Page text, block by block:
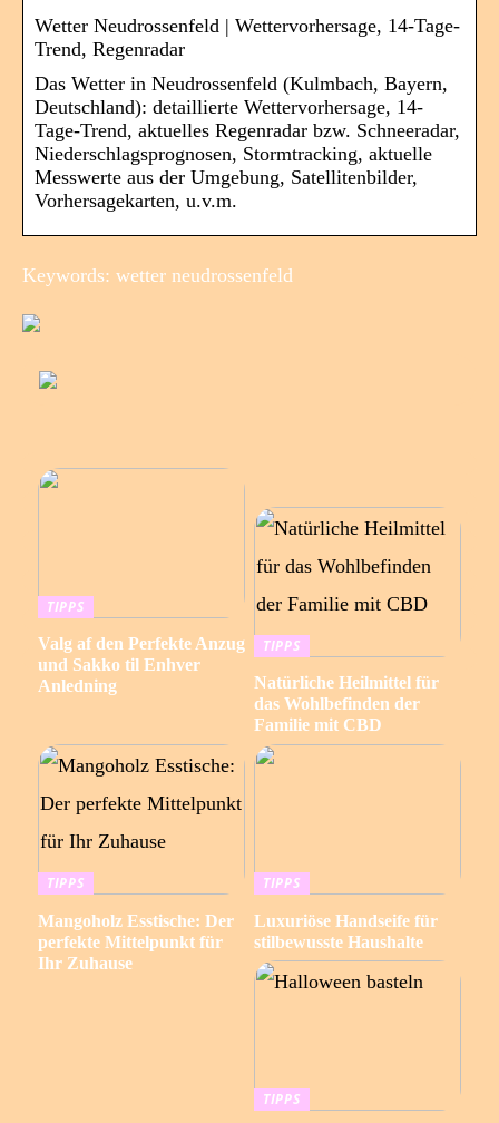
Wetter Neudrossenfeld | Wettervorhersage, 14-Tage-
Trend, Regenradar
Das Wetter in Neudrossenfeld (Kulmbach, Bayern,
Deutschland): detaillierte Wettervorhersage, 14-
Tage-Trend, aktuelles Regenradar bzw. Schneeradar,
Niederschlagsprognosen, Stormtracking, aktuelle
Messwerte aus der Umgebung, Satellitenbilder,
Vorhersagekarten, u.v.m.
Keywords: wetter neudrossenfeld
TIPPS
Valg af den Perfekte Anzug
und Sakko til Enhver
Anledning
TIPPS
Natürliche Heilmittel für
das Wohlbefinden der
Familie mit CBD
TIPPS
Mangoholz Esstische: Der
perfekte Mittelpunkt für
Ihr Zuhause
TIPPS
Luxuriöse Handseife für
stilbewusste Haushalte
TIPPS